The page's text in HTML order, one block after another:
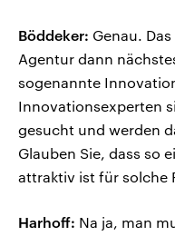
Böddeker: Genau.
Agentur dann
sogenannte
Innovationsexperten
gesucht und werden
Glauben Sie, dass so
attraktiv ist für solche
Harhoff: Na ja, man